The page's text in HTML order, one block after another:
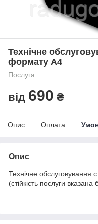
Технічне
формату А4
Послуга
від 690 ₴
Опис Оплата
Опис
Технічне
(стійкість послуги вказана